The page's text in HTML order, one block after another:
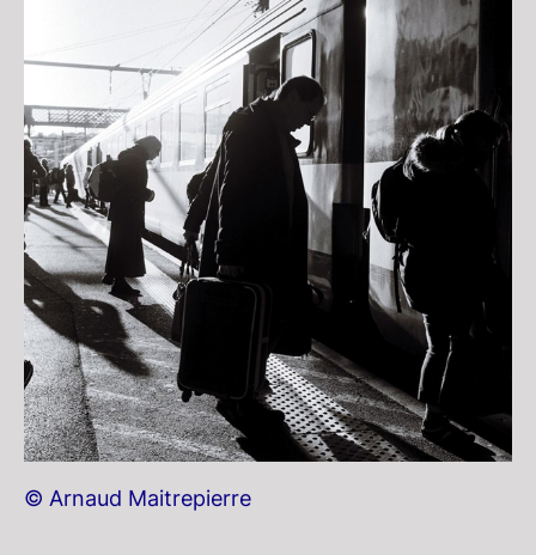
© Arnaud Maitrepierre